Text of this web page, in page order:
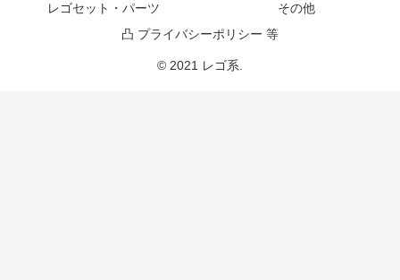
レゴセット・パーツ
その他
凸 プライバシーポリシー 等
© 2021 レゴ系.